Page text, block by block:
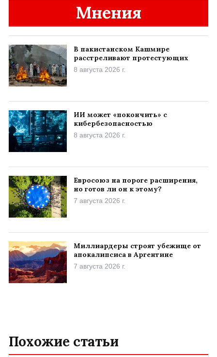
Мнения
В пакистанском Кашмире
расстреливают протестующих
8 августа 2026 г.
ИИ может «покончить» с
кибербезопасностью
8 августа 2026 г.
Евросоюз на пороге расширения,
но готов ли он к этому?
7 августа 2026 г.
Миллиардеры строят убежище от
апокалипсиса в Аргентине
7 августа 2026 г.
Похожие статьи